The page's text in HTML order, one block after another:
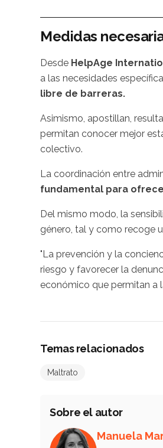
Medidas
Desde HelpAge
a las necesidades
libre de barreras.
Asimismo, apostillan,
permitan conocer mejor
colectivo.
La coordinación entre
fundamental para
Del mismo modo, la
género, tal y como recoge
"La prevención y la
riesgo y favorecer la
económico que permitan a
Temas relacionados
Maltrato
Sobre el autor
Manuela